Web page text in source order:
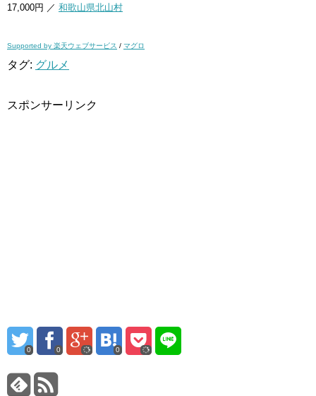
17,000円 ／ 和歌山県北山村
Supported by 楽天ウェブサービス / マグロ
タグ: グルメ
スポンサーリンク
0 0 0